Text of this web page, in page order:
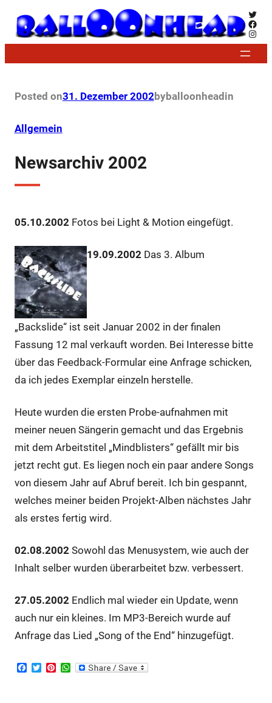
Zum
Inhalt
Posted on31. Dezember 2002byballoonheadin
Allgemein
Newsarchiv 2002
05.10.2002 Fotos bei Light & Motion eingefügt.
19.09.2002 Das 3. Album
„Backslide“ ist seit Januar 2002 in der finalen
Fassung 12 mal verkauft worden. Bei Interesse bitte
über das Feedback-Formular eine Anfrage schicken,
da ich jedes Exemplar einzeln herstelle.
Heute wurden die ersten Probe-aufnahmen mit
meiner neuen Sängerin gemacht und das Ergebnis
mit dem Arbeitstitel „Mindblisters“ gefällt mir bis
jetzt recht gut. Es liegen noch ein paar andere Songs
von diesem Jahr auf Abruf bereit. Ich bin gespannt,
welches meiner beiden Projekt-Alben nächstes Jahr
als erstes fertig wird.
02.08.2002 Sowohl das Menusystem, wie auch der
Inhalt selber wurden überarbeitet bzw. verbessert.
27.05.2002 Endlich mal wieder ein Update, wenn
auch nur ein kleines. Im MP3-Bereich wurde auf
Anfrage das Lied „Song of the End“ hinzugefügt.
F
T
P
W